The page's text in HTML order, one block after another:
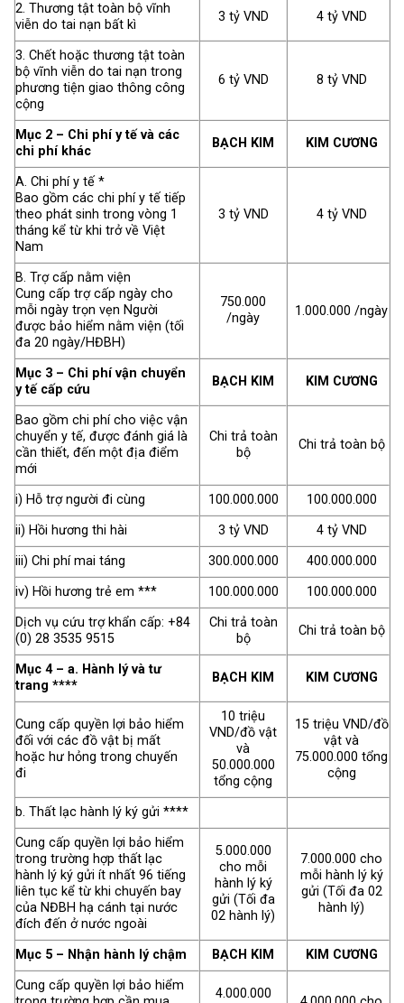
2. Thương tật toàn bộ vĩnh
viễn do tai nạn bất kì
3 tỷ VND 4 tỷ VND
3. Chết hoặc thương tật toàn
bộ vĩnh viễn do tai nạn trong
phương tiện giao thông công
cộng
6 tỷ VND 8 tỷ VND
Mục 2 – Chi phí y tế và các
chi phí khác
BẠCH KIM KIM CƯƠNG
A. Chi phí y tế *
Bao gồm các chi phí y tế tiếp
theo phát sinh trong vòng 1
tháng kể từ khi trở về Việt
Nam
3 tỷ VND 4 tỷ VND
B. Trợ cấp nằm viện
Cung cấp trợ cấp ngày cho
mỗi ngày trọn vẹn Người
được bảo hiểm nằm viện (tối
đa 20 ngày/HĐBH)
750.000
/ngày
1.000.000/ngày
Mục 3 – Chi phí vận chuyển
y tế cấp cứu
BẠCH KIM KIM CƯƠNG
Bao gồm chi phí cho việc vận
chuyển y tế, được đánh giá là
cần thiết, đến một địa điểm
mới
Chi trả toàn
bộ
Chi trả toàn bộ
i) Hỗ trợ người đi cùng 100.000.000
100.000.000
ii) Hồi hương thi hài
3 tỷ VND
4 tỷ VND
iii) Chi phí mai táng
300.000.000
400.000.000
iv) Hồi hương trẻ em ***
100.000.000
100.000.000
Dịch vụ cứu trợ khẩn cấp: +84
(0) 28 3535 9515
Chi trả toàn
bộ
Chi trả toàn bộ
Mục 4 – a. Hành lý và tư
trang ****
BẠCH KIM KIM CƯƠNG
Cung cấp quyền lợi bảo hiểm
đối với các đồ vật bị mất
hoặc hư hỏng trong chuyến
đi
10 triệu
VND/đồ vật
và
50.000.000
tổng cộng
15 triệu VND/đồ
vật và
75.000.000tổng
cộng
b. Thất lạc hành lý ký gửi ****
Cung cấp quyền lợi bảo hiểm
trong trường hợp thất lạc
hành lý ký gửi ít nhất 96 tiếng
liên tục kể từ khi chuyến bay
của NĐBH hạ cánh tại nước
đích đến ở nước ngoài
5.000.000
cho mỗi
hành lý ký
gửi (Tối đa
02 hành lý)
7.000.000 cho
mỗi hành lý ký
gửi (Tối đa 02
hành lý)
Mục 5 – Nhận hành lý chậm BẠCH KIM
KIM CƯƠNG
Cung cấp quyền lợi bảo hiểm
4.000.000